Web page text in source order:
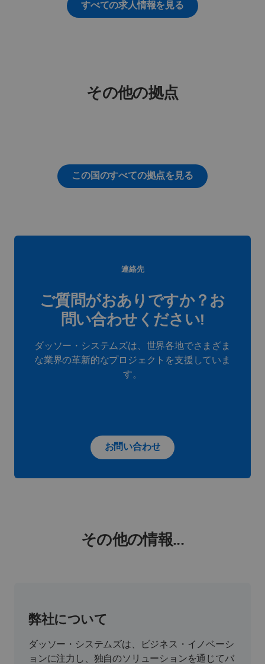
すべての求人情報を見る
その他の拠点
この国のすべての拠点を見る
連絡先
ご質問がおありですか？お
問い合わせください!
ダッソー・システムズは、世界各地でさまざま
な業界の革新的なプロジェクトを支援していま
す。
お問い合わせ
その他の情報...
弊社について
ダッソー・システムズは、ビジネス・イノベーシ
ョンに注力し、独自のソリューションを通じてバ